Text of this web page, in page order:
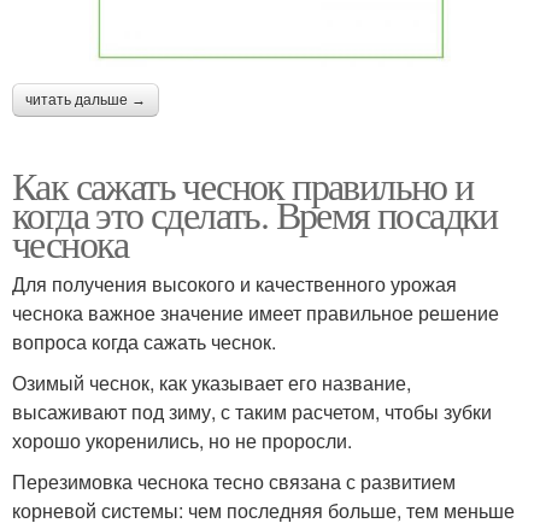
читать дальше →
Как сажать чеснок правильно и
когда это сделать. Время посадки
чеснока
Для получения высокого и качественного урожая
чеснока важное значение имеет правильное решение
вопроса когда сажать чеснок.
Озимый чеснок, как указывает его название,
высаживают под зиму, с таким расчетом, чтобы зубки
хорошо укоренились, но не проросли.
Перезимовка чеснока тесно связана с развитием
корневой системы: чем последняя больше, тем меньше